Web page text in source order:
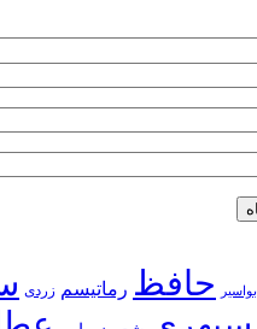
بواسیر حافظ رماتیسم زردی